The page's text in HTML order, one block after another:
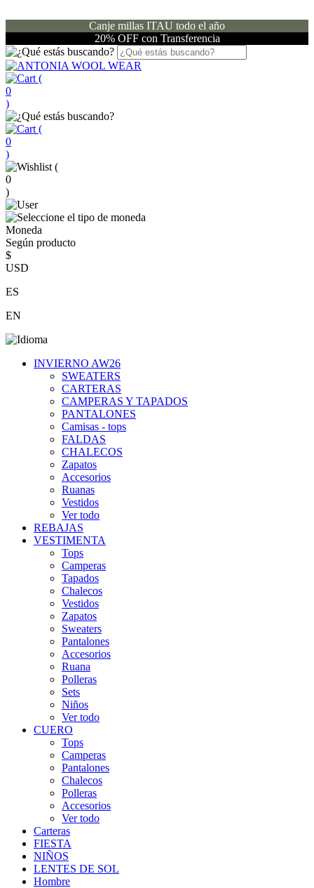
Canje millas ITAU todo el año
20% OFF con Transferencia
(
0
)
(
0
)
(
0
)
Moneda
Según producto
$
USD
ES
EN
INVIERNO AW26
SWEATERS
CARTERAS
CAMPERAS Y TAPADOS
PANTALONES
Camisas - tops
FALDAS
CHALECOS
Zapatos
Accesorios
Ruanas
Vestidos
Ver todo
REBAJAS
VESTIMENTA
Tops
Camperas
Tapados
Chalecos
Vestidos
Zapatos
Sweaters
Pantalones
Accesorios
Ruana
Polleras
Sets
Niños
Ver todo
CUERO
Tops
Camperas
Pantalones
Chalecos
Polleras
Accesorios
Ver todo
Carteras
FIESTA
NIÑOS
LENTES DE SOL
Hombre